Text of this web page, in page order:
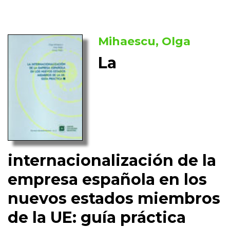
Mihaescu, Olga
La
internacionalización de la
empresa española en los
nuevos estados miembros
de la UE: guía práctica